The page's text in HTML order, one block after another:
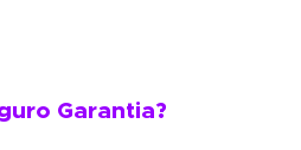
Garantia?